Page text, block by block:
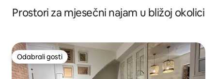
Prostori za mjesečni najam u bližoj okolici
Odabrali gosti
Odabrali gosti